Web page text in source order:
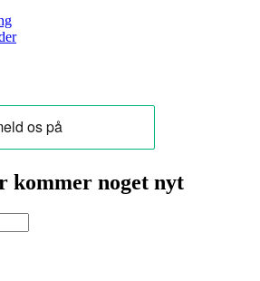
kommer noget nyt